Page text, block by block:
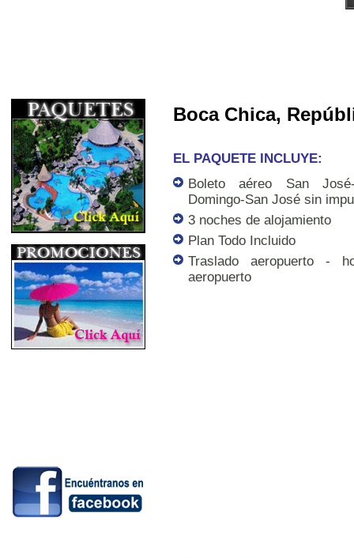
Boca Chica,
EL PAQUETE INCLUYE:
Boleto aéreo San José-
Domingo-San José sin
3 noches de alojamiento
Plan Todo Incluido
Traslado aeropuerto -
aeropuerto